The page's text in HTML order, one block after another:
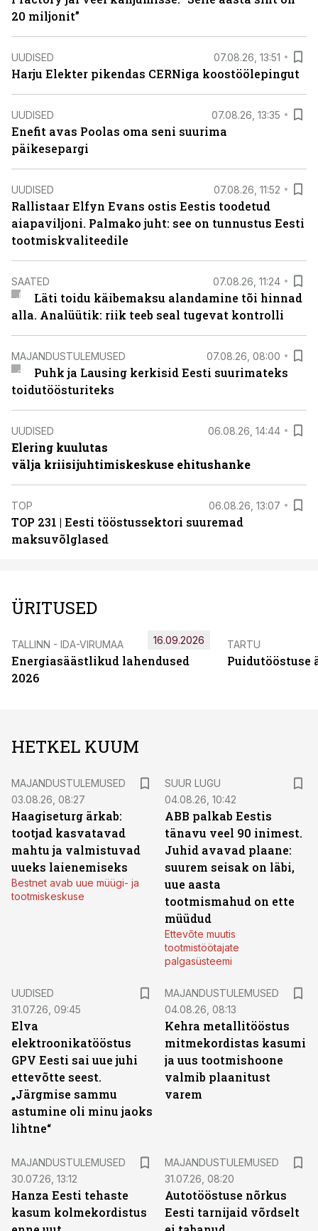
20 miljonit”
UUDISED 07.08.26, 13:51
Harju Elekter pikendas CERNiga koostöölepingut
UUDISED 07.08.26, 13:35
Enefit avas Poolas oma seni suurima
päikesepargi
UUDISED 07.08.26, 11:52
Rallistaar Elfyn Evans ostis Eestis toodetud
aiapaviljoni. Palmako juht: see on tunnustus Eesti
tootmiskvaliteedile
SAATED 07.08.26, 11:24
Läti toidu käibemaksu alandamine tõi hinnad
alla. Analüütik: riik teeb seal tugevat kontrolli
MAJANDUSTULEMUSED 07.08.26, 08:00
Puhk ja Lausing kerkisid Eesti suurimateks
toidutöösturiteks
UUDISED 06.08.26, 14:44
Elering kuulutas
välja kriisijuhtimiskeskuse ehitushanke
TOP 06.08.26, 13:07
TOP 231 | Eesti tööstussektori suuremad
maksuvõlglased
ÜRITUSED
TALLINN - IDA-VIRUMAA
Energiasäästlikud lahendused
2026
16.09.2026 TARTU
Puidutööstuse
HETKEL KUUM
MAJANDUSTULEMUSED
03.08.26, 08:27
Haagiseturg ärkab:
tootjad kasvatavad
mahtu ja valmistuvad
uueks laienemiseks
Bestnet avab uue müügi- ja
tootmiskeskuse
SUUR LUGU
04.08.26, 10:42
ABB palkab Eestis
tänavu veel 90 inimest.
Juhid avavad plaane:
suurem seisak on läbi,
uue aasta
tootmismahud on ette
müüdud
Ettevõte muutis
tootmistöötajate
palgasüsteemi
UUDISED
31.07.26, 09:45
Elva
elektroonikatööstus
GPV Eesti sai uue juhi
ettevõtte seest.
„Järgmise sammu
astumine oli minu jaoks
lihtne“
MAJANDUSTULEMUSED
04.08.26, 08:13
Kehra metallitööstus
mitmekordistas kasumi
ja uus tootmishoone
valmib plaanitust
varem
MAJANDUSTULEMUSED
30.07.26, 13:12
Hanza Eesti tehaste
kasum kolmekordistus
MAJANDUSTULEMUSED
31.07.26, 08:20
Autotööstuse nõrkus
Eesti tarnijaid võrdselt